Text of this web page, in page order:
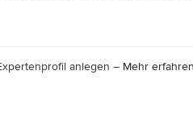
anlegen – Mehr erfahren